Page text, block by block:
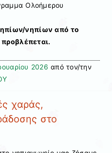
Ολοήμερου
νηπίων από το
2026 από τον/την
χαράς,
στο